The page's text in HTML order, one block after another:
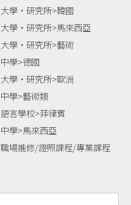
大學‧研究所>韓國
大學‧研究所>馬來西亞
大學‧研究所>藝術
中學>德國
大學‧研究所>歐洲
中學>藝術類
語言學校>菲律賓
中學>馬來西亞
職場進修/證照課程/專業課程